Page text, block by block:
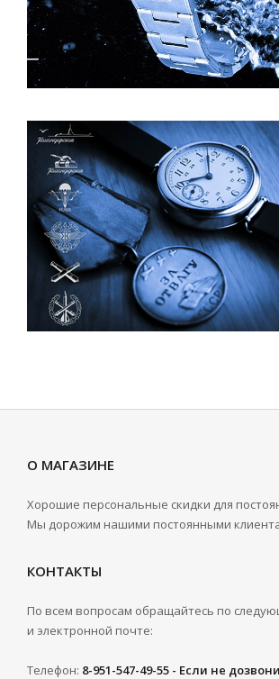
О МАГАЗИНЕ
Хорошие персональные скидки для
Мы дорожим нашими постоянными
КОНТАКТЫ
По всем вопросам обращайтесь по
и электронной почте:
Телефон: 8-951-547-49-55 - Если не